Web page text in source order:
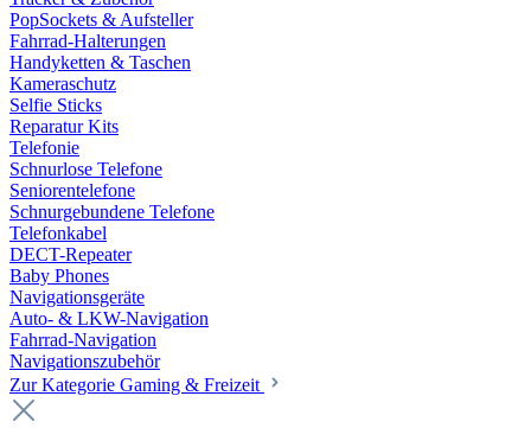
PopSockets & Aufsteller
Fahrrad-Halterungen
Handyketten & Taschen
Kameraschutz
Selfie Sticks
Reparatur Kits
Telefonie
Schnurlose Telefone
Seniorentelefone
Schnurgebundene Telefone
Telefonkabel
DECT-Repeater
Baby Phones
Navigationsgeräte
Auto- & LKW-Navigation
Fahrrad-Navigation
Navigationszubehör
Zur Kategorie Gaming & Freizeit